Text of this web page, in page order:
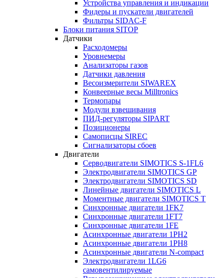
Устройства управления и индикации
Фидеры и пускатели двигателей
Фильтры SIDAC-F
Блоки питания SITOP
Датчики
Расходомеры
Уровнемеры
Анализаторы газов
Датчики давления
Весоизмерители SIWAREX
Конвеерные весы Milltronics
Термопары
Модули взвешивания
ПИД-регуляторы SIPART
Позиционеры
Самописцы SIREC
Сигнализаторы сбоев
Двигатели
Серводвигатели SIMOTICS S-1FL6
Электродвигатели SIMOTICS GP
Электродвигатели SIMOTICS SD
Линейные двигатели SIMOTICS L
Моментные двигатели SIMOTICS T
Синхронные двигатели 1FK7
Синхронные двигатели 1FT7
Синхронные двигатели 1FE
Асинхронные двигатели 1PH2
Асинхронные двигатели 1PH8
Асинхронные двигатели N-compact
Электродвигатели 1LG6
cамовентилируемые